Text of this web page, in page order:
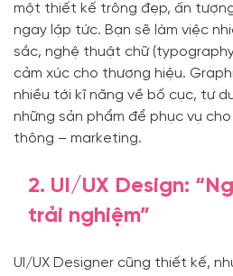
một thiết kế trông đẹp, ấn
ngay lập tức. Bạn sẽ làm việc
sắc, nghệ thuật chữ
cảm xúc cho thương hiệu.
nhiều tới kĩ năng về bố cục, tư
những sản phẩm để phục vụ
thông – marketing.
2. UI/UX Design:
trải nghiệm”
UI/UX Designer cũng thiết kế,